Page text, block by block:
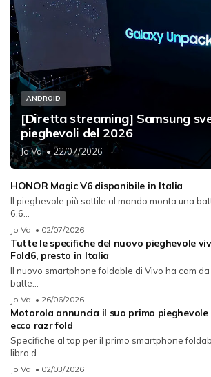
ANDROID
[Diretta streaming] Samsung
pieghevoli del 2026
Jo Val• 22/07/2026
HONOR Magic V6 disponibile in Italia
Il pieghevole più sottile al mondo monta una
6.6...
Jo Val • 02/07/2026
Tutte le specifiche del nuovo pieghevole
Fold6, presto in Italia
Il nuovo smartphone foldable di Vivo ha cam da
batte...
Jo Val • 26/06/2026
Motorola annuncia il suo primo pieghevole
ecco razr fold
Specifiche al top per il primo smartphone
libro d...
Jo Val • 02/03/2026